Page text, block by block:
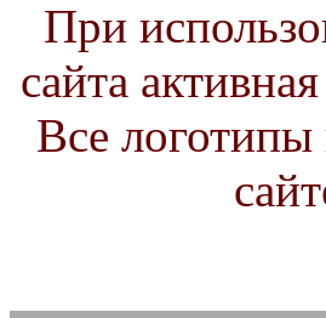
При
сайта
Все